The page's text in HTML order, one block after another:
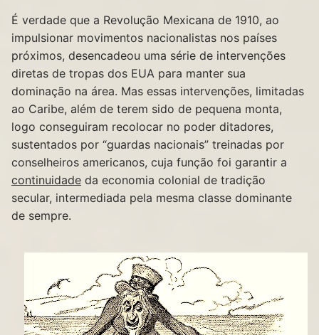
É verdade que a Revolução Mexicana de 1910, ao
impulsionar movimentos nacionalistas nos países
próximos, desencadeou uma série de intervenções
diretas de tropas dos EUA para manter sua
dominação na área. Mas essas intervenções, limitadas
ao Caribe, além de terem sido de pequena monta,
logo conseguiram recolocar no poder ditadores,
sustentados por “guardas nacionais” treinadas por
conselheiros americanos, cuja função foi garantir a
continuidade da economia colonial de tradição
secular, intermediada pela mesma classe dominante
de sempre.